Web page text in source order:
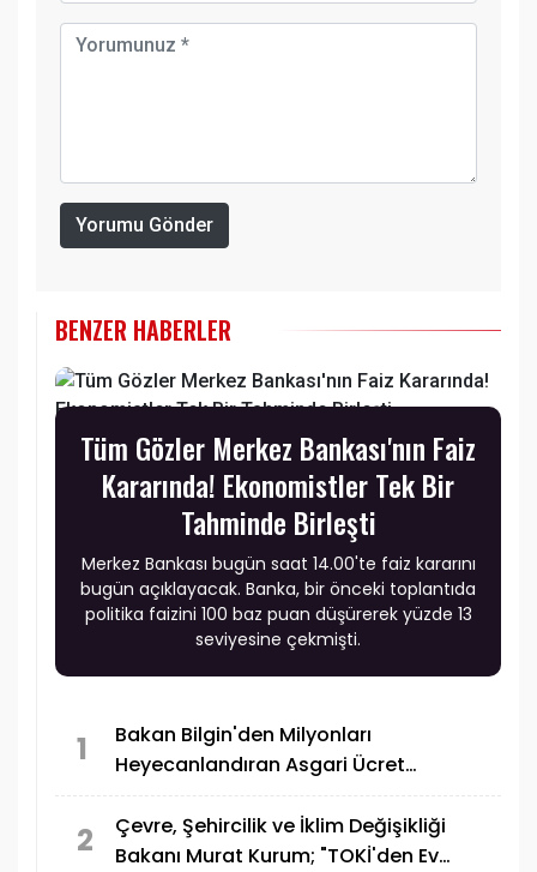
Yorumu Gönder
BENZER HABERLER
Tüm Gözler Merkez Bankası'nın Faiz
Kararında! Ekonomistler Tek Bir
Tahminde Birleşti
Merkez Bankası bugün saat 14.00'te faiz kararını
bugün açıklayacak. Banka, bir önceki toplantıda
politika faizini 100 baz puan düşürerek yüzde 13
seviyesine çekmişti.
1
Bakan Bilgin'den Milyonları
Heyecanlandıran Asgari Ücret
2
Çevre, Şehircilik ve İklim Değişikliği
Bakanı Murat Kurum; "TOKİ'den Ev